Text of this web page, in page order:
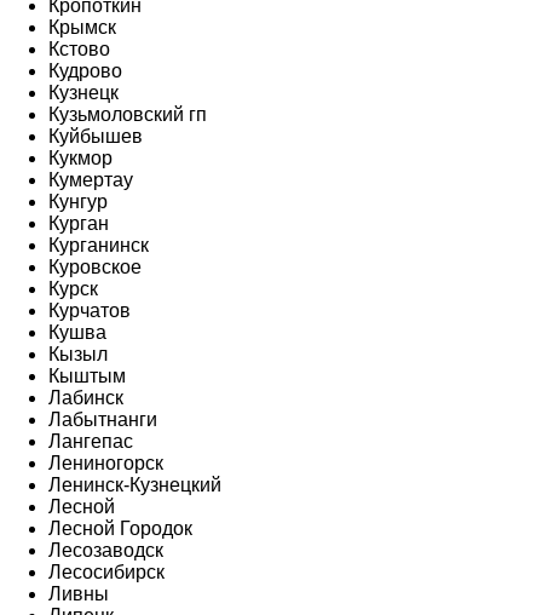
Кропоткин
Крымск
Кстово
Кудрово
Кузнецк
Кузьмоловский гп
Куйбышев
Кукмор
Кумертау
Кунгур
Курган
Курганинск
Куровское
Курск
Курчатов
Кушва
Кызыл
Кыштым
Лабинск
Лабытнанги
Лангепас
Лениногорск
Ленинск-Кузнецкий
Лесной
Лесной Городок
Лесозаводск
Лесосибирск
Ливны